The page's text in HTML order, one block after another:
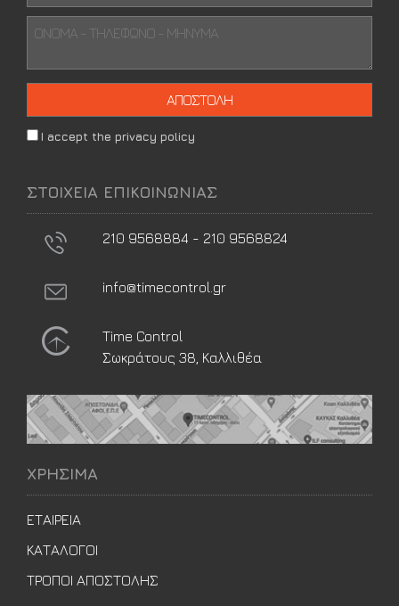
I accept the privacy policy
ΣΤΟΙΧΕΙΑ ΕΠΙΚΟΙΝΩΝΙΑΣ
210 9568884 - 210 9568824
info@timecontrol.gr
Time Control
Σωκράτους 38, Καλλιθέα
ΧΡΗΣΙΜΑ
ΕΤΑΙΡΕΙΑ
ΚΑΤΑΛΟΓΟΙ
ΤΡΟΠΟΙ ΑΠΟΣΤΟΛΗΣ